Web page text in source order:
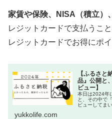
家賃や保険、NISA（積立）
レジットカードで支払うこ
レジットカードでお得にポ
【ふるさ
品』公開と
ビュー】
本日は2024年
と、その中で
ビューしてま
yukkolife.com